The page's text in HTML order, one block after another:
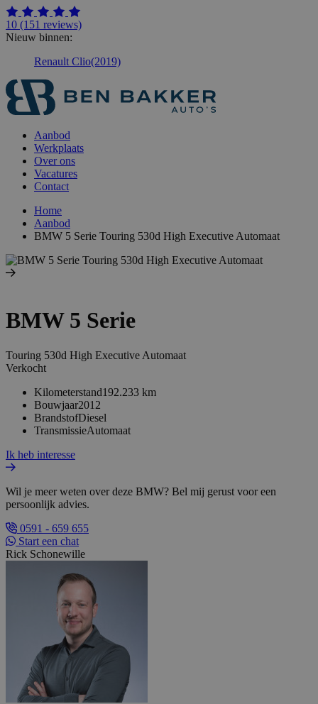
10 (151 reviews)
Nieuw binnen:
Renault Clio(2019)
Aanbod
Werkplaats
Over ons
Vacatures
Contact
Home
Aanbod
BMW 5 Serie Touring 530d High Executive Automaat
BMW 5 Serie
Touring 530d High Executive Automaat
Verkocht
Kilometerstand192.233 km
Bouwjaar2012
BrandstofDiesel
TransmissieAutomaat
Ik heb interesse
Wil je meer weten over deze BMW? Bel mij gerust voor een
persoonlijk advies.
0591 - 659 655
Start een chat
Rick Schonewille